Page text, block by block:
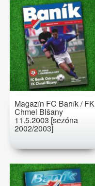
Magazín FC Baník / FK
Chmel Blšany
11.5.2003 [sezóna
2002/2003]